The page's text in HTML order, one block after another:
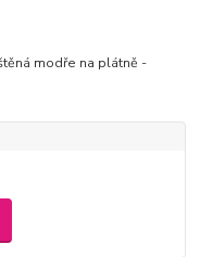
modře na plátně -